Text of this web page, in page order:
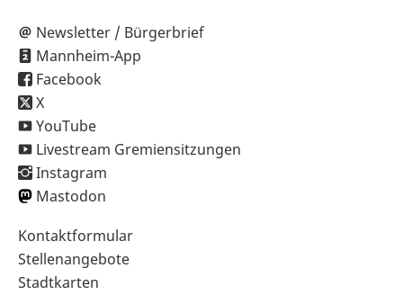
Newsletter / Bürgerbrief
Mannheim-App
Facebook
X
YouTube
Livestream Gremiensitzungen
Instagram
Mastodon
Sekundärnavigation
im
Fußbereich
Kontaktformular
Stellenangebote
Stadtkarten